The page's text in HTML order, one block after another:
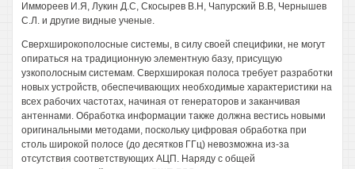
Иммореев И.Я, Лукин Д.С, Скосырев В.Н, Чапурский В.В, Чернышев
С.Л. и другие видные ученые.
Сверхширокополосные системы, в силу своей специфики, не могут
опираться на традиционную элементную базу, присущую
узкополосным системам. Сверхширокая полоса требует разработки
новых устройств, обеспечивающих необходимые характеристики на
всех рабочих частотах, начиная от генераторов и заканчивая
антеннами. Обработка информации также должна вестись новыми
оригинальными методами, поскольку цифровая обработка при
столь широкой полосе (до десятков ГГц) невозможна из-за
отсутствия соответствующих АЦП. Наряду с общей